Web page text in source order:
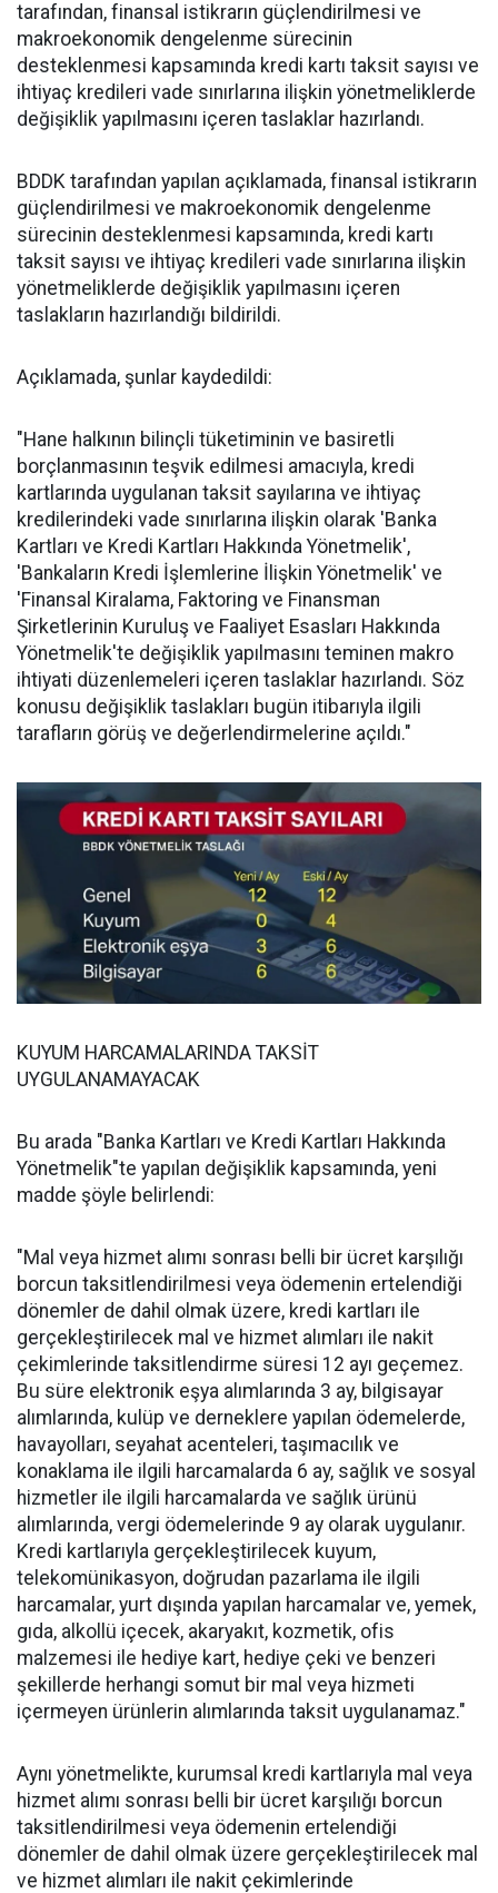
tarafından, finansal istikrarın güçlendirilmesi ve
makroekonomik dengelenme sürecinin
desteklenmesi kapsamında kredi kartı taksit sayısı ve
ihtiyaç kredileri vade sınırlarına ilişkin yönetmeliklerde
değişiklik yapılmasını içeren taslaklar hazırlandı.
BDDK tarafından yapılan açıklamada, finansal istikrarın
güçlendirilmesi ve makroekonomik dengelenme
sürecinin desteklenmesi kapsamında, kredi kartı
taksit sayısı ve ihtiyaç kredileri vade sınırlarına ilişkin
yönetmeliklerde değişiklik yapılmasını içeren
taslakların hazırlandığı bildirildi.
Açıklamada, şunlar kaydedildi:
"Hane halkının bilinçli tüketiminin ve basiretli
borçlanmasının teşvik edilmesi amacıyla, kredi
kartlarında uygulanan taksit sayılarına ve ihtiyaç
kredilerindeki vade sınırlarına ilişkin olarak 'Banka
Kartları ve Kredi Kartları Hakkında Yönetmelik',
'Bankaların Kredi İşlemlerine İlişkin Yönetmelik' ve
'Finansal Kiralama, Faktoring ve Finansman
Şirketlerinin Kuruluş ve Faaliyet Esasları Hakkında
Yönetmelik'te değişiklik yapılmasını teminen makro
ihtiyati düzenlemeleri içeren taslaklar hazırlandı. Söz
konusu değişiklik taslakları bugün itibarıyla ilgili
tarafların görüş ve değerlendirmelerine açıldı."
KUYUM HARCAMALARINDA TAKSİT
UYGULANAMAYACAK
Bu arada "Banka Kartları ve Kredi Kartları Hakkında
Yönetmelik"te yapılan değişiklik kapsamında, yeni
madde şöyle belirlendi:
"Mal veya hizmet alımı sonrası belli bir ücret karşılığı
borcun taksitlendirilmesi veya ödemenin ertelendiği
dönemler de dahil olmak üzere, kredi kartları ile
gerçekleştirilecek mal ve hizmet alımları ile nakit
çekimlerinde taksitlendirme süresi 12 ayı geçemez.
Bu süre elektronik eşya alımlarında 3 ay, bilgisayar
alımlarında, kulüp ve derneklere yapılan ödemelerde,
havayolları, seyahat acenteleri, taşımacılık ve
konaklama ile ilgili harcamalarda 6 ay, sağlık ve sosyal
hizmetler ile ilgili harcamalarda ve sağlık ürünü
alımlarında, vergi ödemelerinde 9 ay olarak uygulanır.
Kredi kartlarıyla gerçekleştirilecek kuyum,
telekomünikasyon, doğrudan pazarlama ile ilgili
harcamalar, yurt dışında yapılan harcamalar ve, yemek,
gıda, alkollü içecek, akaryakıt, kozmetik, ofis
malzemesi ile hediye kart, hediye çeki ve benzeri
şekillerde herhangi somut bir mal veya hizmeti
içermeyen ürünlerin alımlarında taksit uygulanamaz."
Aynı yönetmelikte, kurumsal kredi kartlarıyla mal veya
hizmet alımı sonrası belli bir ücret karşılığı borcun
taksitlendirilmesi veya ödemenin ertelendiği
dönemler de dahil olmak üzere gerçekleştirilecek mal
ve hizmet alımları ile nakit çekimlerinde